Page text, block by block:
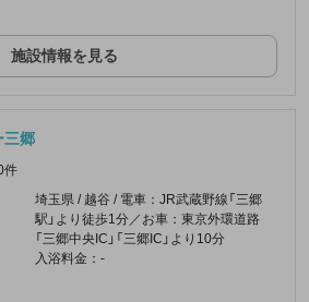
施設情報を見る
三郷
件
埼玉県 / 越谷 / 電車：JR武蔵野線「三郷
駅」より徒歩1分／お車：東京外環道路
「三郷中央IC」「三郷IC」より10分
入浴料金：-